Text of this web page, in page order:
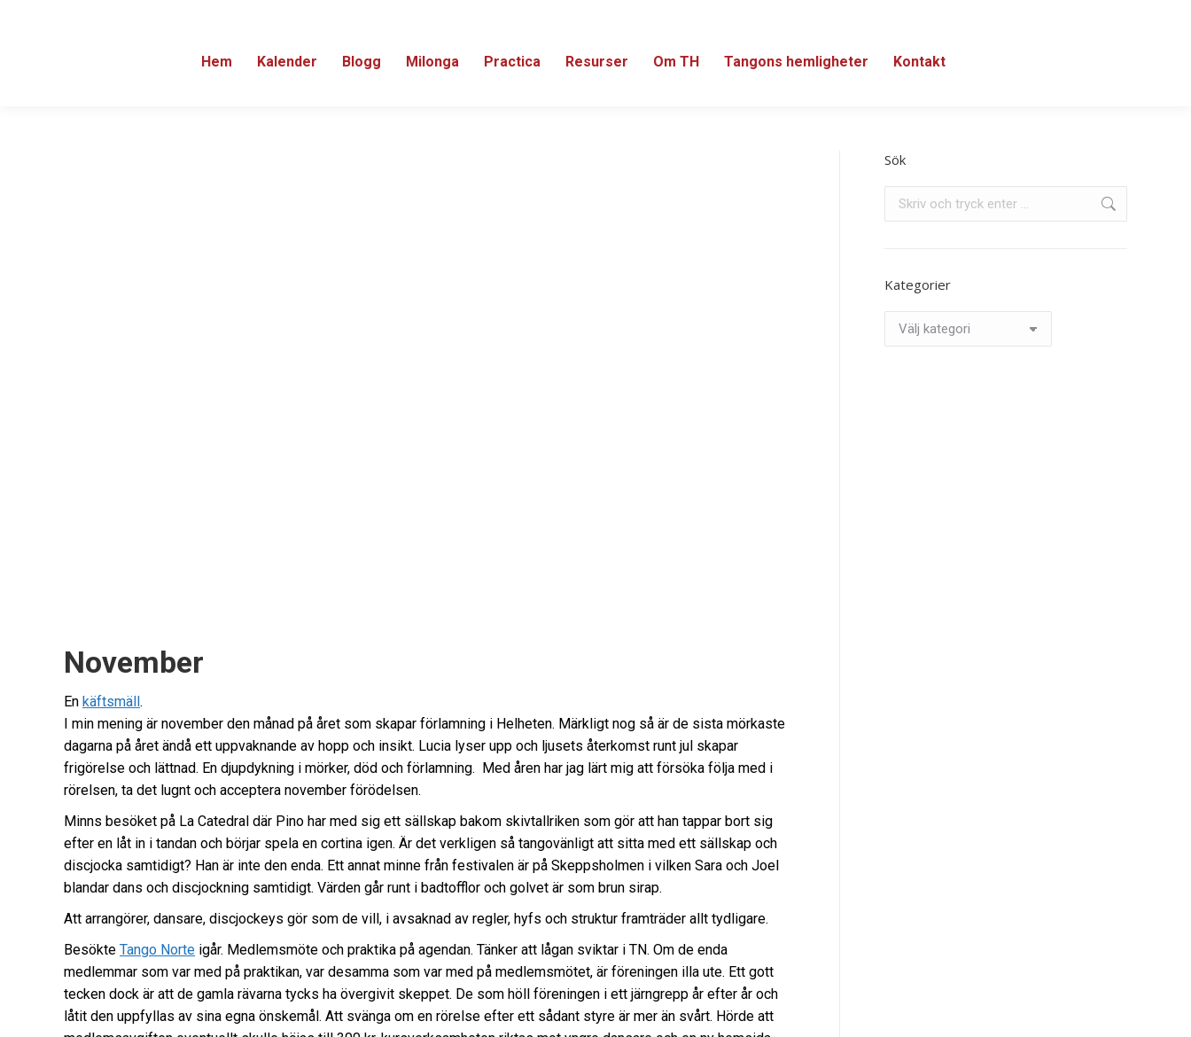
Hem Kalender Blogg Milonga Practica Resurser Om TH Tangons hemligheter Kontakt
November
En käftsmäll.
I min mening är november den månad på året som skapar förlamning i Helheten. Märkligt nog så är de sista mörkaste
dagarna på året ändå ett uppvaknande av hopp och insikt. Lucia lyser upp och ljusets återkomst runt jul skapar
frigörelse och lättnad. En djupdykning i mörker, död och förlamning. Med åren har jag lärt mig att försöka följa med i
rörelsen, ta det lugnt och acceptera november förödelsen.
Minns besöket på La Catedral där Pino har med sig ett sällskap bakom skivtallriken som gör att han tappar bort sig
efter en låt in i tandan och börjar spela en cortina igen. Är det verkligen så tangovänligt att sitta med ett sällskap och
discjocka samtidigt? Han är inte den enda. Ett annat minne från festivalen är på Skeppsholmen i vilken Sara och Joel
blandar dans och discjockning samtidigt. Värden går runt i badtofflor och golvet är som brun sirap.
Att arrangörer, dansare, discjockeys gör som de vill, i avsaknad av regler, hyfs och struktur framträder allt tydligare.
Besökte Tango Norte igår. Medlemsmöte och praktika på agendan. Tänker att lågan sviktar i TN. Om de enda
medlemmar som var med på praktikan, var desamma som var med på medlemsmötet, är föreningen illa ute. Ett gott
tecken dock är att de gamla rävarna tycks ha övergivit skeppet. De som höll föreningen i ett järngrepp år efter år och
låtit den uppfyllas av sina egna önskemål. Att svänga om en rörelse efter ett sådant styre är mer än svårt. Hörde att
Sök
Kategorier